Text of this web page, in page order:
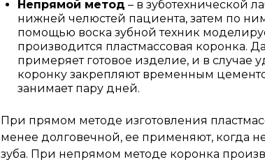
Непрямой метод – в зуботехнической
нижней челюстей пациента, затем по
помощью воска зубной техник
производится пластмассовая коронка.
примеряет готовое изделие, и в случае
коронку закрепляют временным
занимает пару дней.
При прямом методе изготовления
менее долговечной, ее применяют, когда
зуба. При непрямом методе коронка